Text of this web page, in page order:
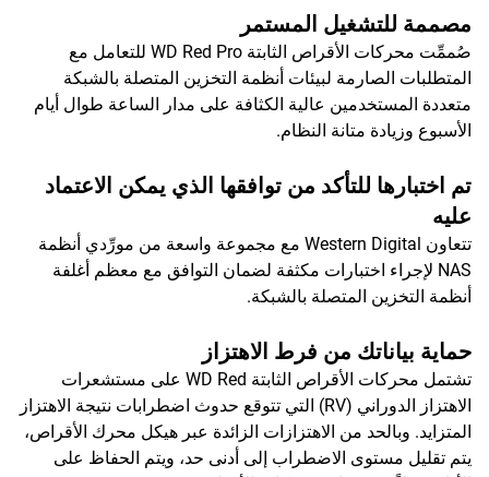
مصممة للتشغيل المستمر
صُممِّت محركات الأقراص الثابتة WD Red Pro للتعامل مع
المتطلبات الصارمة لبيئات أنظمة التخزين المتصلة بالشبكة
متعددة المستخدمين عالية الكثافة على مدار الساعة طوال أيام
الأسبوع وزيادة متانة النظام.
تم اختبارها للتأكد من توافقها الذي يمكن الاعتماد
عليه
تتعاون Western Digital مع مجموعة واسعة من مورِّدي أنظمة
NAS لإجراء اختبارات مكثفة لضمان التوافق مع معظم أغلفة
أنظمة التخزين المتصلة بالشبكة.
حماية بياناتك من فرط الاهتزاز
تشتمل محركات الأقراص الثابتة WD Red على مستشعرات
الاهتزاز الدوراني (RV) التي تتوقع حدوث اضطرابات نتيجة الاهتزاز
المتزايد. وبالحد من الاهتزازات الزائدة عبر هيكل محرك الأقراص،
يتم تقليل مستوى الاضطراب إلى أدنى حد، ويتم الحفاظ على